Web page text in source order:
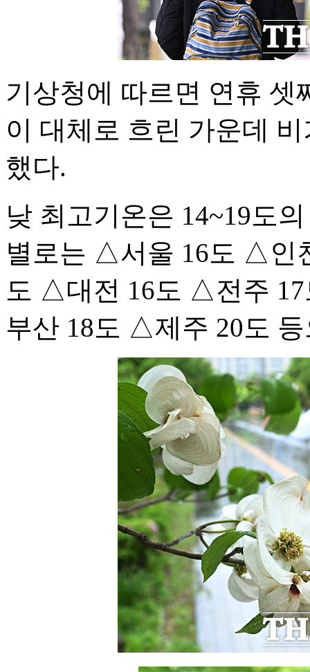
기상청에 따르면 연휴 셋
이 대체로 흐린 가운데
했다.
낮 최고기온은 14~19도
별로는 △서울 16도 △인
도 △대전 16도 △전주
부산 18도 △제주 20도